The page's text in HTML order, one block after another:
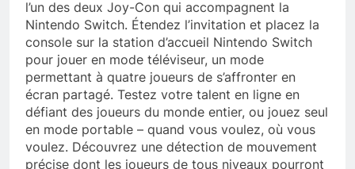
l’un des deux Joy-Con qui accompagnent la
Nintendo Switch. Étendez l’invitation et placez la
console sur la station d’accueil Nintendo Switch
pour jouer en mode téléviseur, un mode
permettant à quatre joueurs de s’affronter en
écran partagé. Testez votre talent en ligne en
défiant des joueurs du monde entier, ou jouez seul
en mode portable – quand vous voulez, où vous
voulez. Découvrez une détection de mouvement
précise dont les joueurs de tous niveaux pourront